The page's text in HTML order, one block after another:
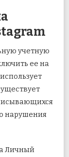
учетную
ее на
нарушения
Личный